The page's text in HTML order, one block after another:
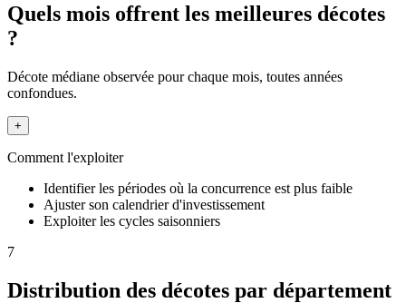
Quels mois offrent les meilleures décotes
?
Décote médiane observée pour chaque mois, toutes années
confondues.
+
Comment l'exploiter
Identifier les périodes où la concurrence est plus faible
Ajuster son calendrier d'investissement
Exploiter les cycles saisonniers
7
Distribution des décotes par département